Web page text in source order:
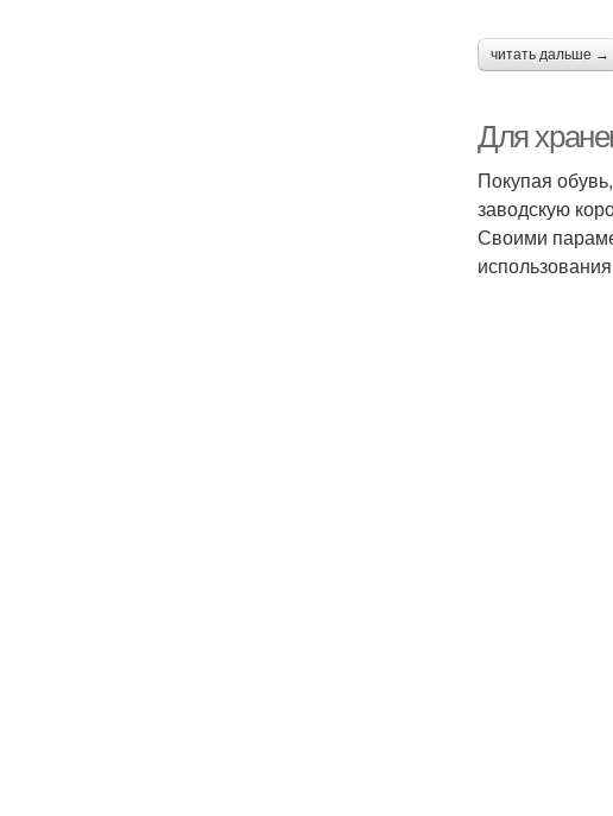
читать дальше →
Для
Покупая
заводскую
Своими